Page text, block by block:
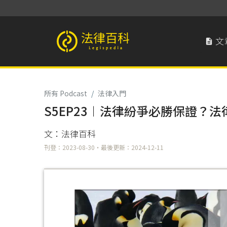
法律百科 Legispedia 
所有 Podcast / 法律入門
S5EP23︱法律紛爭必勝保證？
文：法律百科
刊登：2023-08-30・最後更新：2024-12-11